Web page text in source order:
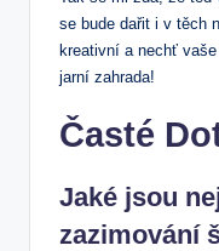
se ⁢bude dařit i v těch
kreativní a nechť
jarní zahrada!
Časté
Jaké jsou
zazimování